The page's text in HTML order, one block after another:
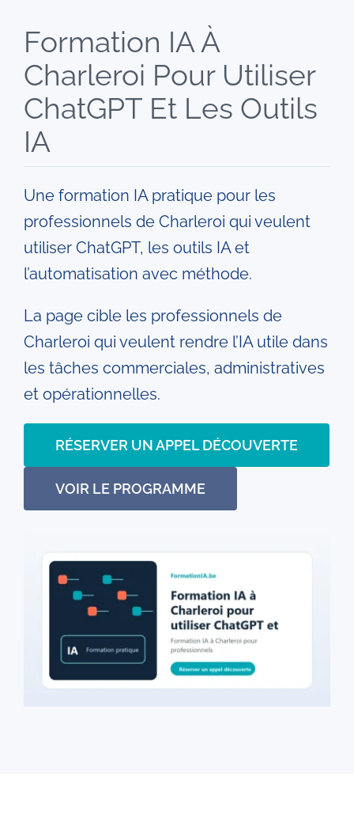
Entreprises
Automatisation IA
Livres
Blog
Devenir formateur
Formation IA À
Charleroi Pour Utiliser
ChatGPT Et Les Outils
IA
Une formation IA pratique pour les
professionnels de Charleroi qui veulent
utiliser ChatGPT, les outils IA et
l’automatisation avec méthode.
La page cible les professionnels de
Charleroi qui veulent rendre l’IA utile dans
les tâches commerciales, administratives
et opérationnelles.
RÉSERVER UN APPEL DÉCOUVERTE
VOIR LE PROGRAMME